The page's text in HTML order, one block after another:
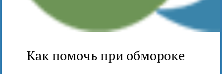
Как помочь при обмороке